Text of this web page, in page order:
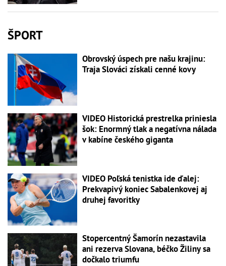
ŠPORT
Obrovský úspech pre našu krajinu:
Traja Slováci získali cenné kovy
VIDEO Historická prestrelka priniesla
šok: Enormný tlak a negatívna nálada
v kabíne českého giganta
VIDEO Poľská tenistka ide ďalej:
Prekvapivý koniec Sabalenkovej aj
druhej favoritky
Stopercentný Šamorín nezastavila
ani rezerva Slovana, béčko Žiliny sa
dočkalo triumfu